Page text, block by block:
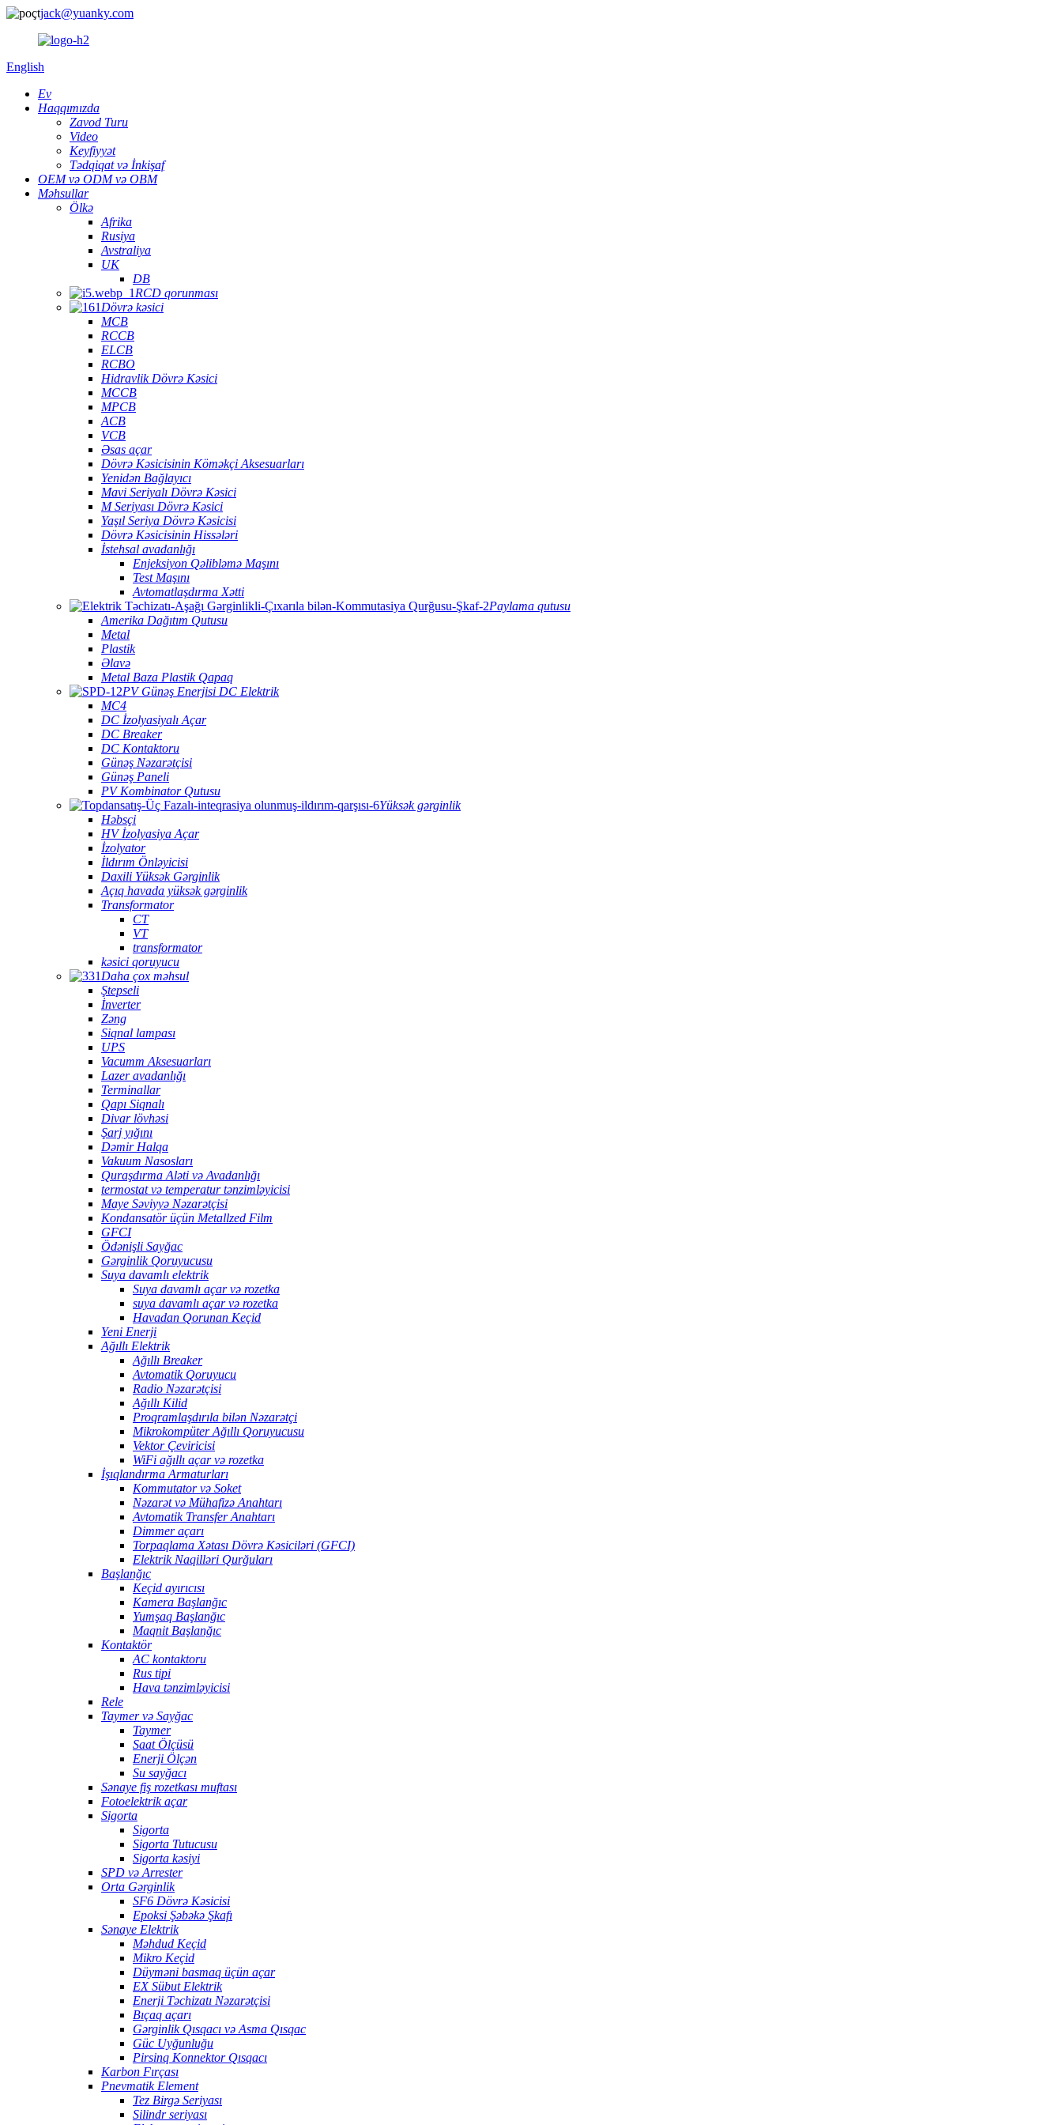
jack@yuanky.com
English
Ev
Haqqımızda
Zavod Turu
Video
Keyfiyyət
Tədqiqat və İnkişaf
OEM və ODM və OBM
Məhsullar
Ölkə
Afrika
Rusiya
Avstraliya
UK
DB
RCD qorunması
Dövrə kəsici
MCB
RCCB
ELCB
RCBO
Hidravlik Dövrə Kəsici
MCCB
MPCB
ACB
VCB
Əsas açar
Dövrə Kəsicisinin Köməkçi Aksesuarları
Yenidən Bağlayıcı
Mavi Seriyalı Dövrə Kəsici
M Seriyası Dövrə Kəsici
Yaşıl Seriya Dövrə Kəsicisi
Dövrə Kəsicisinin Hissələri
İstehsal avadanlığı
Enjeksiyon Qəlibləmə Maşını
Test Maşını
Avtomatlaşdırma Xətti
Paylama qutusu
Amerika Dağıtım Qutusu
Metal
Plastik
Əlavə
Metal Baza Plastik Qapaq
PV Günəş Enerjisi DC Elektrik
MC4
DC İzolyasiyalı Açar
DC Breaker
DC Kontaktoru
Günəş Nəzarətçisi
Günəş Paneli
PV Kombinator Qutusu
Yüksək gərginlik
Həbsçi
HV İzolyasiya Açar
İzolyator
İldırım Önləyicisi
Daxili Yüksək Gərginlik
Açıq havada yüksək gərginlik
Transformator
CT
VT
transformator
kəsici qoruyucu
Daha çox məhsul
Ştepseli
İnverter
Zəng
Siqnal lampası
UPS
Vacumm Aksesuarları
Lazer avadanlığı
Terminallar
Qapı Siqnalı
Divar lövhəsi
Şarj yığını
Dəmir Halqa
Vakuum Nasosları
Quraşdırma Aləti və Avadanlığı
termostat və temperatur tənzimləyicisi
Maye Səviyyə Nəzarətçisi
Kondansatör üçün Metallzed Film
GFCI
Ödənişli Sayğac
Gərginlik Qoruyucusu
Suya davamlı elektrik
Suya davamlı açar və rozetka
suya davamlı açar və rozetka
Havadan Qorunan Keçid
Yeni Enerji
Ağıllı Elektrik
Ağıllı Breaker
Avtomatik Qoruyucu
Radio Nəzarətçisi
Ağıllı Kilid
Proqramlaşdırıla bilən Nəzarətçi
Mikrokompüter Ağıllı Qoruyucusu
Vektor Çeviricisi
WiFi ağıllı açar və rozetka
İşıqlandırma Armaturları
Kommutator və Soket
Nəzarət və Mühafizə Anahtarı
Avtomatik Transfer Anahtarı
Dimmer açarı
Torpaqlama Xətası Dövrə Kəsiciləri (GFCI)
Elektrik Naqilləri Qurğuları
Başlanğıc
Keçid ayırıcısı
Kamera Başlanğıc
Yumşaq Başlanğıc
Maqnit Başlanğıc
Kontaktör
AC kontaktoru
Rus tipi
Hava tənzimləyicisi
Rele
Taymer və Sayğac
Taymer
Saat Ölçüsü
Enerji Ölçən
Su sayğacı
Sənaye fiş rozetkası muftası
Fotoelektrik açar
Sigorta
Sigorta
Sigorta Tutucusu
Sigorta kəsiyi
SPD və Arrester
Orta Gərginlik
SF6 Dövrə Kəsicisi
Epoksi Şəbəkə Şkafı
Sənaye Elektrik
Məhdud Keçid
Mikro Keçid
Düyməni basmaq üçün açar
EX Sübut Elektrik
Enerji Təchizatı Nəzarətçisi
Bıçaq açarı
Gərginlik Qısqacı və Asma Qısqac
Güc Uyğunluğu
Pirsinq Konnektor Qısqacı
Karbon Fırçası
Pnevmatik Element
Tez Birgə Seriyası
Silindr seriyası